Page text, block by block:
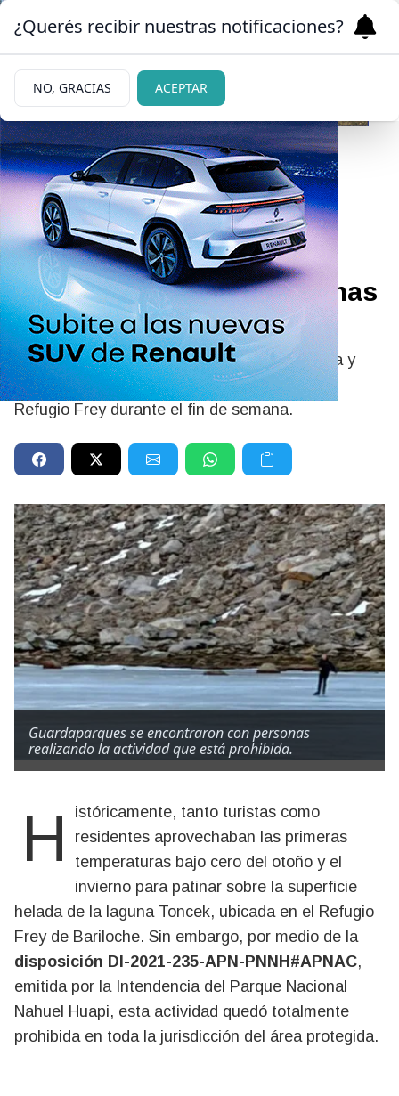
03/06/2026
Parque Nacional Nahuel
Huapi: por qué está
prohibido patinar en lagunas
congeladas
Advierten sobre el riesgo extremo para la vida y
severas multas tras detectar infractores en el
Refugio Frey durante el fin de semana.
Guardaparques se encontraron con personas
realizando la actividad que está prohibida.
Históricamente, tanto turistas como
residentes aprovechaban las primeras
temperaturas bajo cero del otoño y el
invierno para patinar sobre la superficie
helada de la laguna Toncek, ubicada en el Refugio
Frey de Bariloche. Sin embargo, por medio de la
disposición DI-2021-235-APN-PNNH#APNAC,
emitida por la Intendencia del Parque Nacional
Nahuel Huapi, esta actividad quedó totalmente
prohibida en toda la jurisdicción del área protegida.
¿Querés recibir nuestras notificaciones?
NO, GRACIAS ACEPTAR